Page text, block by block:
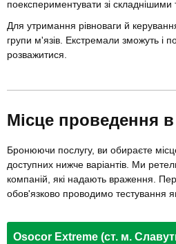
поекспериментувати зі складнішими
Для утримання рівноваги й
групи м'язів. Екстремали зможуть і
розважитися.
Місце проведення в
Бронюючи послугу, ви обираєте
доступних нижче варіантів. Ми
компаній, які надають враження.
обов'язково проводимо тестування
Osocor Extreme (ст. м.